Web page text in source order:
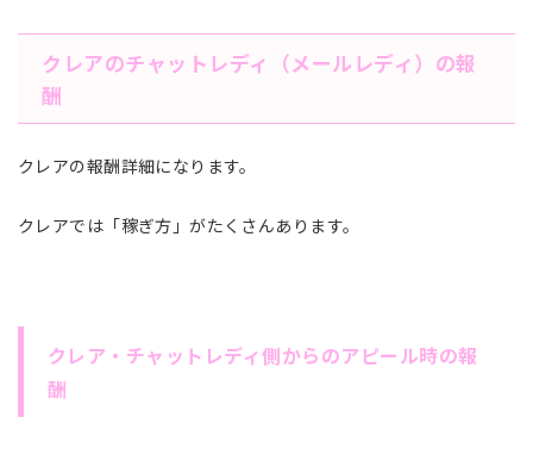
クレアのチャットレディ（メールレディ）の報
酬
クレアの報酬詳細になります。
クレアでは「稼ぎ方」がたくさんあります。
クレア・チャットレディ側からのアピール時の報
酬